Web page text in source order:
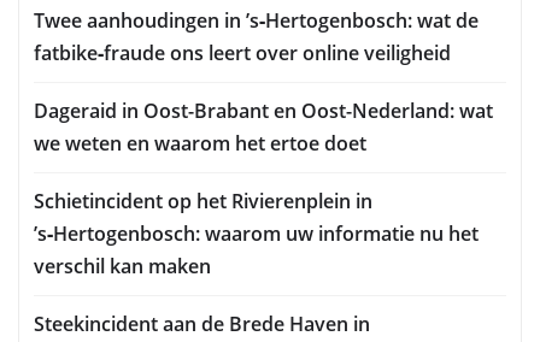
Twee aanhoudingen in ’s‑Hertogenbosch: wat de
fatbike‑fraude ons leert over online veiligheid
Dageraid in Oost-Brabant en Oost-Nederland: wat
we weten en waarom het ertoe doet
Schietincident op het Rivierenplein in
’s‑Hertogenbosch: waarom uw informatie nu het
verschil kan maken
Steekincident aan de Brede Haven in